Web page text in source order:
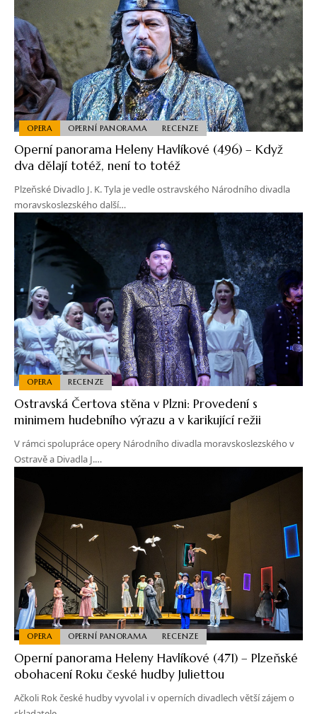
OPERA OPERNÍ PANORAMA RECENZE
Operní panorama Heleny Havlíkové (496) – Když
dva dělají totéž, není to totéž
Plzeňské Divadlo J. K. Tyla je vedle ostravského Národního divadla
moravskoslezského další…
OPERA RECENZE
Ostravská Čertova stěna v Plzni: Provedení s
minimem hudebního výrazu a v karikující režii
V rámci spolupráce opery Národního divadla moravskoslezského v
Ostravě a Divadla J.…
OPERA OPERNÍ PANORAMA RECENZE
Operní panorama Heleny Havlíkové (471) – Plzeňské
obohacení Roku české hudby Juliettou
Ačkoli Rok české hudby vyvolal i v operních divadlech větší zájem o